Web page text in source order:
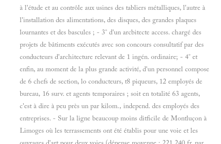
à l'étude et au contrôle aux usines des tabliers métalliques, l'autre à
l'installation des alimentations, des disques, des grandes plaques
lournantes et des bascules ; - 3° d'un arcbitecte access. chargé des
projets de bâtiments exécutés avec son concours consultatif par des
conducteurs d'architecture relevant de 1 ingén. ordinaire; - 4° et
enfin, au moment de la plus grande activité, d'un personnel compose
de 6 chefs de section, lo conducteurs, t8 piqueurs, 12 employés de
bureau, 16 surv. et agents temporaires ; soit en totalité 63 agents,
c'est à dire à peu près un par kilom., independ. des employés des
entreprises. - Sur la ligne beaucoup moins ditficile de Montluçon à
Limoges où les terrassements ont été établis pour une voie et les